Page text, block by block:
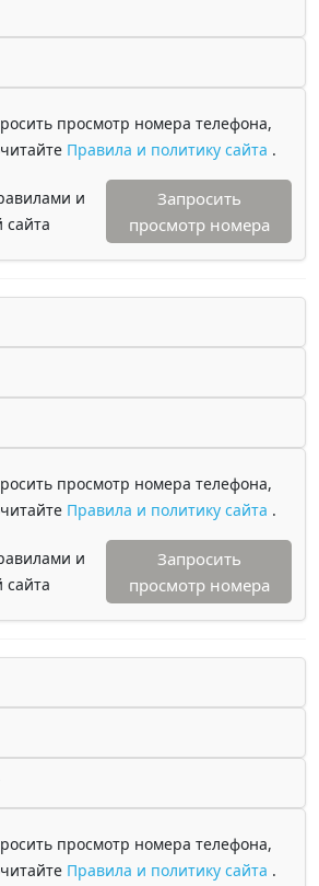
просмотр номера телефона,
Правила и политику сайта .
и
сайта
Запросить
просмотр номера
просмотр номера телефона,
Правила и политику сайта .
и
сайта
Запросить
просмотр номера
просмотр номера телефона,
Правила и политику сайта .